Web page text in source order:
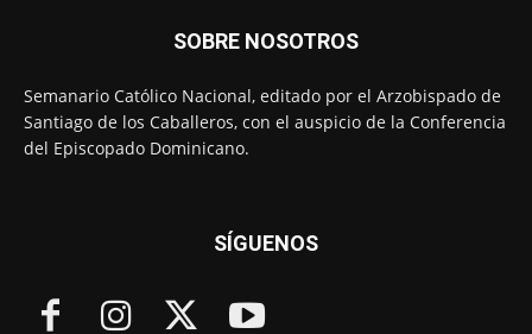
SOBRE NOSOTROS
Semanario Católico Nacional, editado por el Arzobispado de
Santiago de los Caballeros, con el auspicio de la Conferencia
del Episcopado Dominicano.
SÍGUENOS